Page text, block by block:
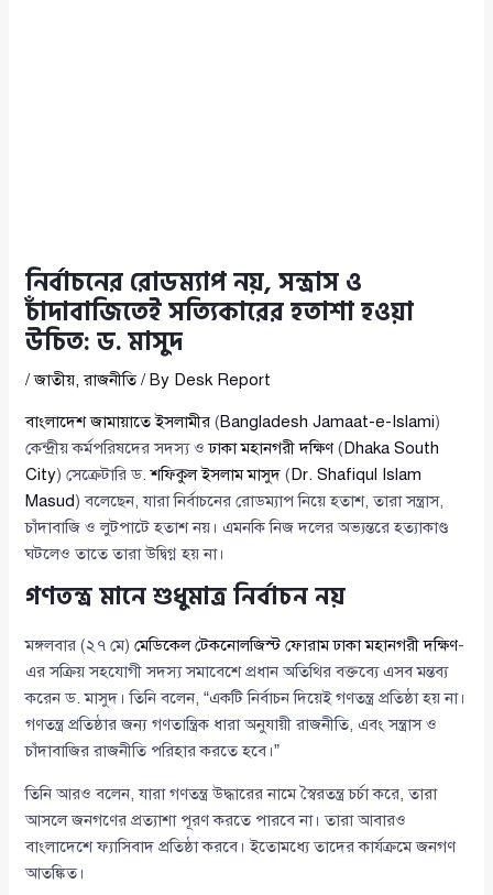
নির্বাচনের রোডম্যাপ নয়, সন্ত্রাস ও
চাঁদাবাজিতেই সত্যিকারের হতাশা হওয়া
উচিত: ড. মাসুদ
/জাতীয়,রাজনীতি/ By Desk Report
বাংলাদেশ জামায়াতে ইসলামীর (Bangladesh Jamaat-e-Islami)
কেন্দ্রীয় কর্মপরিষদের সদস্য ওঢাকা মহানগরী দক্ষিণ(Dhaka South
City) সেক্রেটারি ড.শফিকুল ইসলাম মাসুদ (Dr. Shafiqul Islam
Masud) বলেছেন, যারা নির্বাচনের রোডম্যাপ নিয়ে হতাশ, তারা সন্ত্রাস,
চাঁদাবাজি ও লুটপাটে হতাশ নয়। এমনকি নিজ দলের অভ্যন্তরে হত্যাকাণ্ড
ঘটলেও তাতে তারা উদ্বিগ্ন হয় না।
গণতন্ত্র মানে শুধুমাত্র নির্বাচন নয়
মঙ্গলবার (২৭ মে)মেডিকেল টেকনোলজিস্ট ফোরাম ঢাকা মহানগরী দক্ষিণ-
এর সক্রিয় সহযোগী সদস্য সমাবেশে প্রধান অতিথির বক্তব্যে এসব মন্তব্য
করেন ড. মাসুদ। তিনি বলেন, “একটি নির্বাচন দিয়েই গণতন্ত্র প্রতিষ্ঠা হয় না।
গণতন্ত্র প্রতিষ্ঠার জন্য গণতান্ত্রিক ধারা অনুযায়ী রাজনীতি, এবং সন্ত্রাস ও
চাঁদাবাজির রাজনীতি পরিহার করতে হবে।”
তিনি আরও বলেন, যারা গণতন্ত্র উদ্ধারের নামে স্বৈরতন্ত্র চর্চা করে, তারা
আসলে জনগণের প্রত্যাশা পূরণ করতে পারবে না। তারা আবারও
বাংলাদেশে ফ্যাসিবাদ প্রতিষ্ঠা করবে। ইতোমধ্যে তাদের কার্যক্রমে জনগণ
আতঙ্কিত।